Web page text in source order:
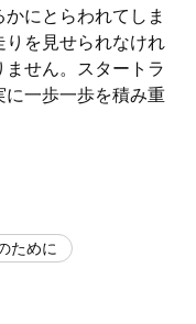
にとらわれてしま
りを見せられなけれ
せん。スタートラ
に一歩一歩を積み重
ために